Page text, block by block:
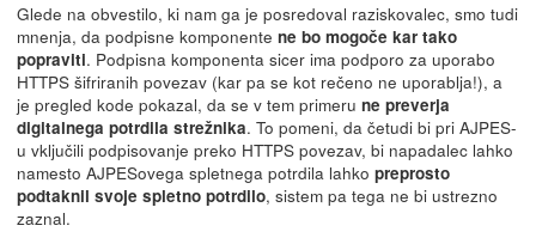
Glede na obvestilo, ki nam ga je posredoval raziskovalec, smo tudi
mnenja, da podpisne komponente ne bo mogoče kar tako
popraviti. Podpisna komponenta sicer ima podporo za uporabo
HTTPS šifriranih povezav (kar pa se kot rečeno ne uporablja!), a
je pregled kode pokazal, da se v tem primeru ne preverja
digitalnega potrdila strežnika. To pomeni, da četudi bi pri AJPES-
u vključili podpisovanje preko HTTPS povezav, bi napadalec lahko
namesto AJPESovega spletnega potrdila lahko preprosto
podtaknil svoje spletno potrdilo, sistem pa tega ne bi ustrezno
zaznal.